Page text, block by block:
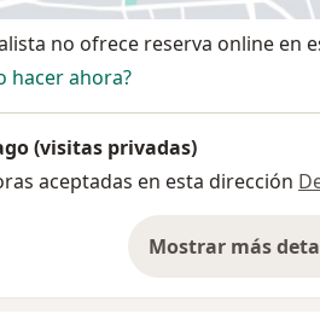
no ofrece reserva online en
hacer ahora?
(visitas privadas)
aceptadas en esta dirección
Mostrar mássobre